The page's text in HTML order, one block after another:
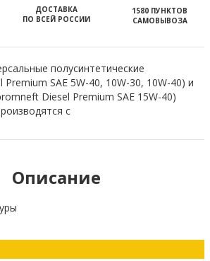
ДОСТАВКА
ПО ВСЕЙ РОССИИ
1580 ПУНКТОВ
САМОВЫВОЗА
полусинтетические
SAE 5W-40, 10W-30, 10W-40) и
Diesel Premium SAE 15W-40)
с
Описание